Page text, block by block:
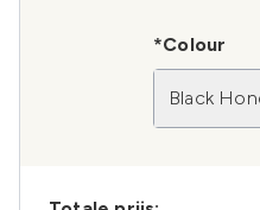
*Colour
Black